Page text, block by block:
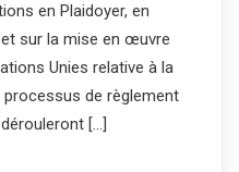
en Plaidoyer, en
sur la mise en œuvre
Unies relative à la
de règlement
[…]